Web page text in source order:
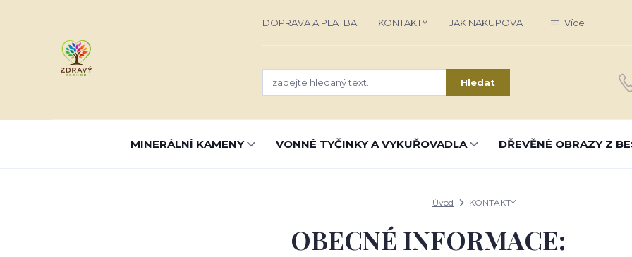
DOPRAVA A PLATBA KONTAKTY JAK NAKUPOVAT Více
Hledat
MINERÁLNÍ KAMENY VONNÉ TYČINKY A VYKUŘOVADLA DŘEVĚNÉ OBRAZY Z
Úvod KONTAKTY
OBECNÉ INFORMACE: